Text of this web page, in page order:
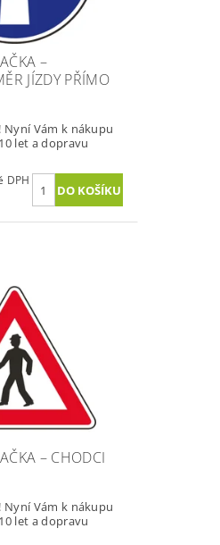
–
JÍZDY PŘÍMO
Nyní Vám k nákupu
let a dopravu
DPH
– CHODCI
Nyní Vám k nákupu
let a dopravu